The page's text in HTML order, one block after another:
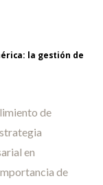
la gestión de
de
en
de